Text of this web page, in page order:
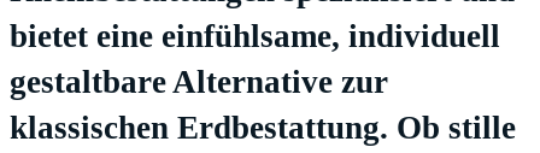
bietet eine einfühlsame, individuell
gestaltbare Alternative zur
klassischen Erdbestattung. Ob stille